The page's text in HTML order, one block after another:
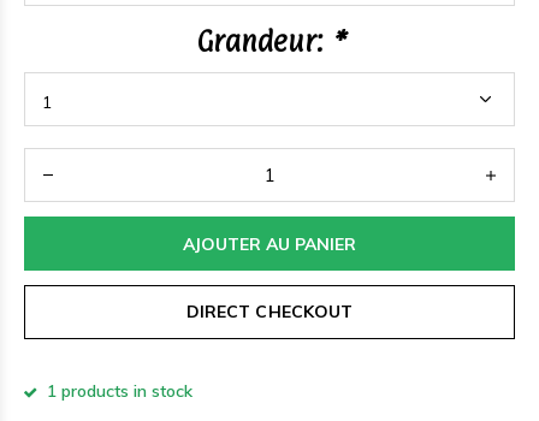
Grandeur: *
AJOUTER AU PANIER
DIRECT CHECKOUT
1 products in stock